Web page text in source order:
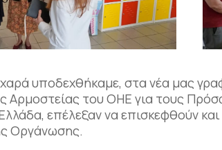
υποδεχθήκαμε, στα νέα μας
Αρμοστείας του ΟΗΕ για τους
επέλεξαν να επισκεφθούν
Οργάνωσης.